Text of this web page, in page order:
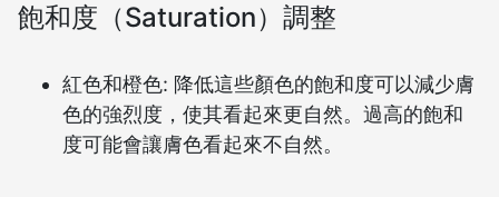
飽和度（Saturation）調整
紅色和橙色: 降低這些顏色的飽和度可以減少膚
色的強烈度，使其看起來更自然。過高的飽和
度可能會讓膚色看起來不自然。